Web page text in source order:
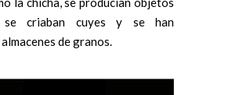
se criaban cuyes y se han
de granos.